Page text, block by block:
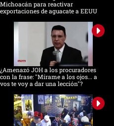
Michoacán para reactivar
exportaciones de aguacate a EEUU
¿Amenazó JOH a los procuradores
con la frase: "Mírame a los ojos... a
vos te voy a dar una lección"?